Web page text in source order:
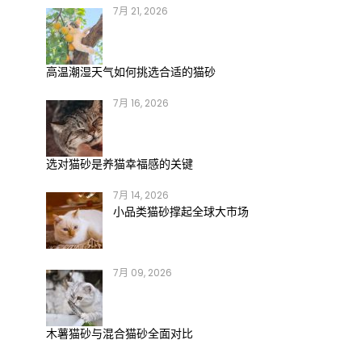
7月 21, 2026
高温潮湿天气如何挑选合适的猫砂
7月 16, 2026
选对猫砂是养猫幸福感的关键
7月 14, 2026
小品类猫砂撑起全球大市场
7月 09, 2026
木薯猫砂与混合猫砂全面对比